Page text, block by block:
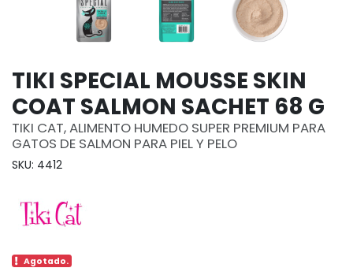
TIKI SPECIAL MOUSSE SKIN
COAT SALMON SACHET 68 G
TIKI CAT, ALIMENTO HUMEDO SUPER PREMIUM PARA
GATOS DE SALMON PARA PIEL Y PELO
SKU: 4412
Agotado.